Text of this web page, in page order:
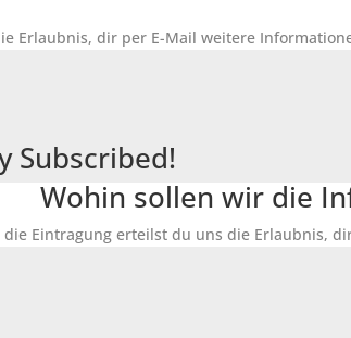
Erlaubnis, dir per E-Mail weitere
Subscribed!
Wohin sollen wir die
die Eintragung erteilst du uns die Erlaubnis,